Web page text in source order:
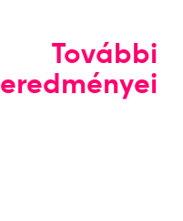
További
eredményei